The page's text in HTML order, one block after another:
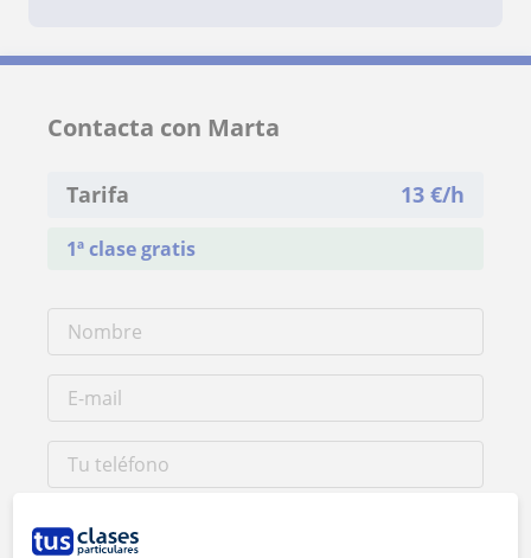
Contacta con Marta
Tarifa 13 €/h
1ª clase gratis